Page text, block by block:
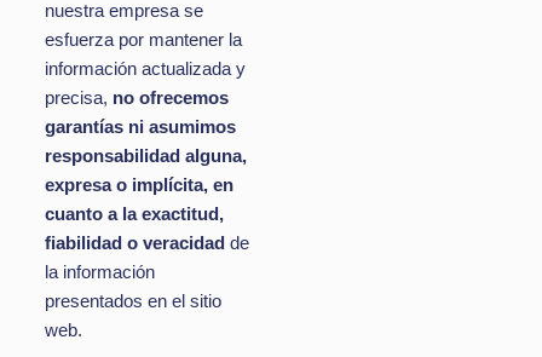
nuestra empresa se
esfuerza por mantener la
información actualizada y
precisa, no ofrecemos
garantías ni asumimos
responsabilidad alguna,
expresa o implícita, en
cuanto a la exactitud,
fiabilidad o veracidad de
la información
presentados en el sitio
web.